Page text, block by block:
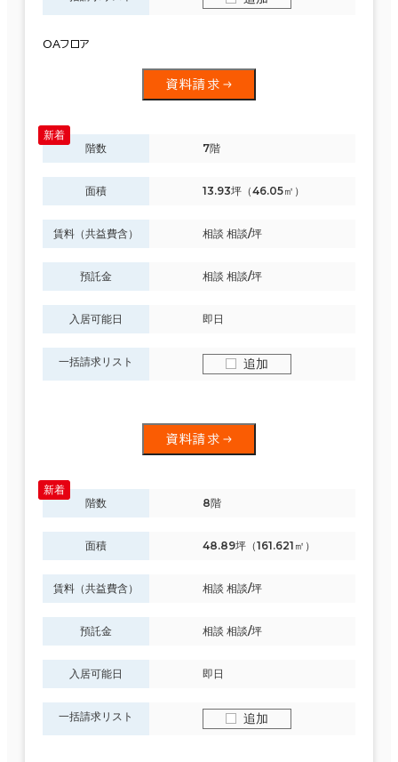
OAフロア
資料請求
階数 7階
面積 13.93坪（46.05㎡）
賃料（共益費含） 相談 相談/坪
預託金 相談 相談/坪
入居可能日 即日
一括請求リスト 追加
資料請求
階数 8階
面積 48.89坪（161.621㎡）
賃料（共益費含） 相談 相談/坪
預託金 相談 相談/坪
入居可能日 即日
一括請求リスト 追加